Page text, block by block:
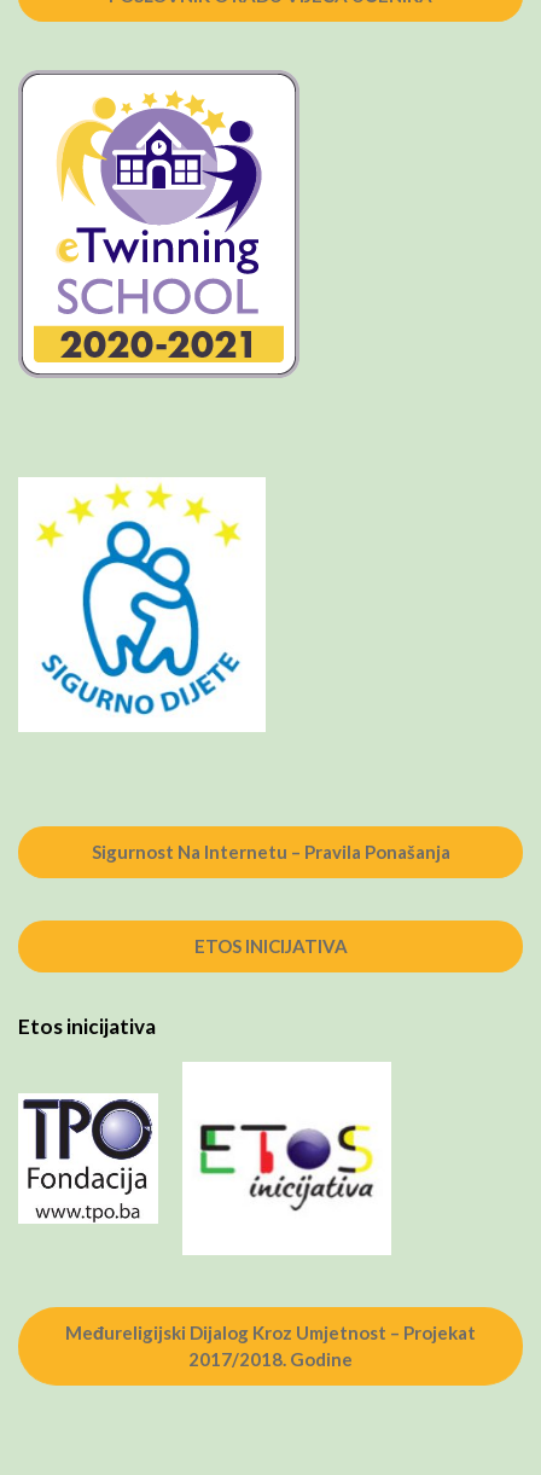
Sigurnost Na Internetu – Pravila Ponašanja
ETOS INICIJATIVA
Etos inicijativa
Međureligijski Dijalog Kroz Umjetnost – Projekat
2017/2018. Godine